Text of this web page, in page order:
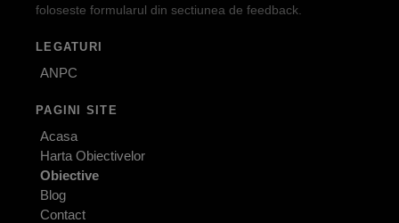
foloseste formularul din sectiunea de feedback.
LEGATURI
ANPC
PAGINI SITE
Acasa
Harta Obiectivelor
Obiective
Blog
Contact